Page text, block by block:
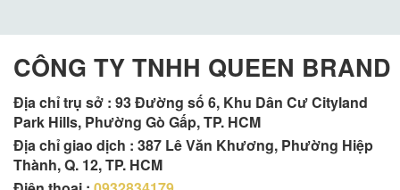
CÔNG TY TNHH QUEEN BRAND
Địa chỉ trụ sở : 93 Đường số 6, Khu Dân Cư Cityland
Park Hills, Phường Gò Gấp, TP. HCM
Địa chỉ giao dịch : 387 Lê Văn Khương, Phường Hiệp
Thành, Q. 12, TP. HCM